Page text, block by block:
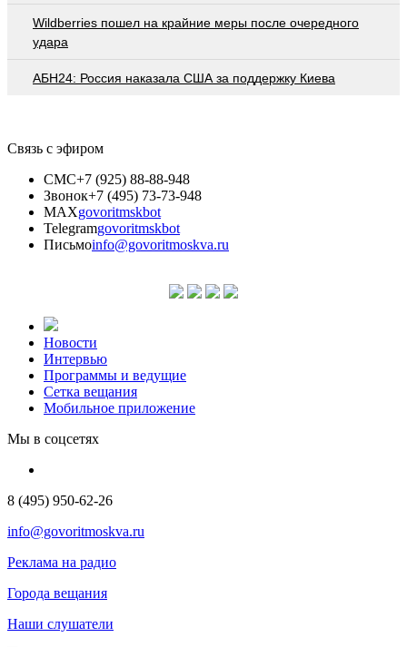
Wildberries пошел на крайние меры после очередного
удара
АБН24: Россия наказала США за поддержку Киева
Связь с эфиром
СМС+7 (925) 88-88-948
Звонок+7 (495) 73-73-948
MAXgovoritmskbot
Telegramgovoritmskbot
Письмоinfo@govoritmoskva.ru
Новости
Интервью
Программы и ведущие
Сетка вещания
Мобильное приложение
Мы в соцсетях
8 (495) 950-62-26
info@govoritmoskva.ru
Реклама на радио
Города вещания
Наши слушатели